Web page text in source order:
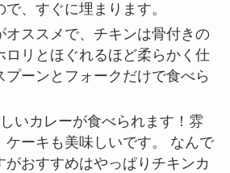
、すぐに埋まります。
オススメで、チキンは骨付きの
ロリとほぐれるほど柔らかく仕
プーンとフォークだけで食べら
いカレーが食べられます！雰
ケーキも美味しいです。 なんで
がおすすめはやっぱりチキンカ